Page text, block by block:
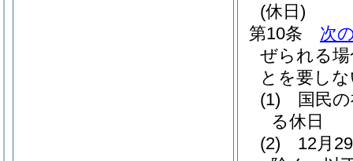
(休日)
第10条
次
ぜられる
とを要し
(1)
国民
る休日
(2)
12月